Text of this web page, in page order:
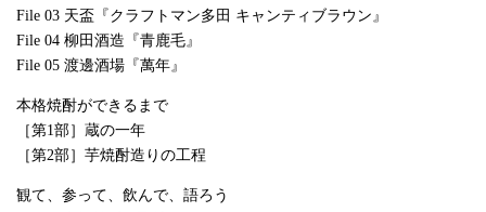
File 03 天盃『クラフトマン多田 キャンティブラウン』
File 04 柳田酒造『青鹿毛』
File 05 渡邊酒場『萬年』
本格焼酎ができるまで
［第1部］蔵の一年
［第2部］芋焼酎造りの工程
観て、参って、飲んで、語ろう